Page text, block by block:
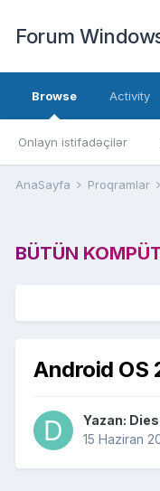
Forum
Browse
Onlayn istifadəçilər
Activity
AnaSayfa Proqramlar
BÜTÜN
Android OS
Yazan:
15 Haziran